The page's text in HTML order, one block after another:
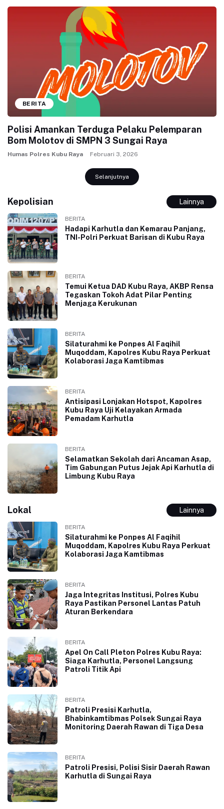
Kepolisian Lainnya
BERITA
Hadapi Karhutla dan Kemarau Panjang,
TNI-Polri Perkuat Barisan di Kubu Raya
BERITA
Temui Ketua DAD Kubu Raya, AKBP Rensa
Tegaskan Tokoh Adat Pilar Penting
Menjaga Kerukunan
BERITA
Silaturahmi ke Ponpes Al Faqihil
Muqoddam, Kapolres Kubu Raya Perkuat
Kolaborasi Jaga Kamtibmas
BERITA
Antisipasi Lonjakan Hotspot, Kapolres
Kubu Raya Uji Kelayakan Armada
Pemadam Karhutla
BERITA
Selamatkan Sekolah dari Ancaman Asap,
Tim Gabungan Putus Jejak Api Karhutla di
Limbung Kubu Raya
Lokal Lainnya
BERITA
Silaturahmi ke Ponpes Al Faqihil
Muqoddam, Kapolres Kubu Raya Perkuat
Kolaborasi Jaga Kamtibmas
BERITA
Jaga Integritas Institusi, Polres Kubu
Raya Pastikan Personel Lantas Patuh
Aturan Berkendara
BERITA
Apel On Call Pleton Polres Kubu Raya:
Siaga Karhutla, Personel Langsung
Patroli Titik Api
BERITA
Patroli Presisi Karhutla,
Bhabinkamtibmas Polsek Sungai Raya
Monitoring Daerah Rawan di Tiga Desa
BERITA
Patroli Presisi, Polisi Sisir Daerah Rawan
Karhutla di Sungai Raya
BERITA
Polisi Amankan Terduga Pelaku Pelemparan
Bom Molotov di SMPN 3 Sungai Raya
Humas Polres Kubu Raya Februari 3, 2026
Selanjutnya